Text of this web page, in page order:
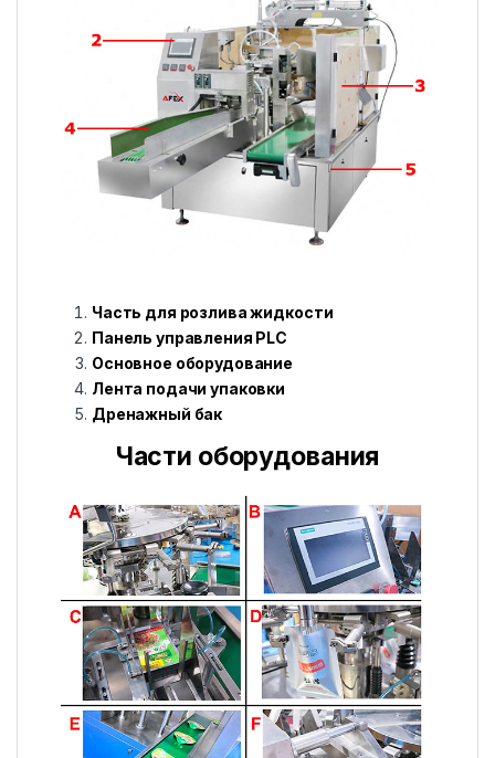
Часть для розлива жидкости
Панель управления PLC
Основное оборудование
Лента подачи упаковки
Дренажный бак
Части оборудования